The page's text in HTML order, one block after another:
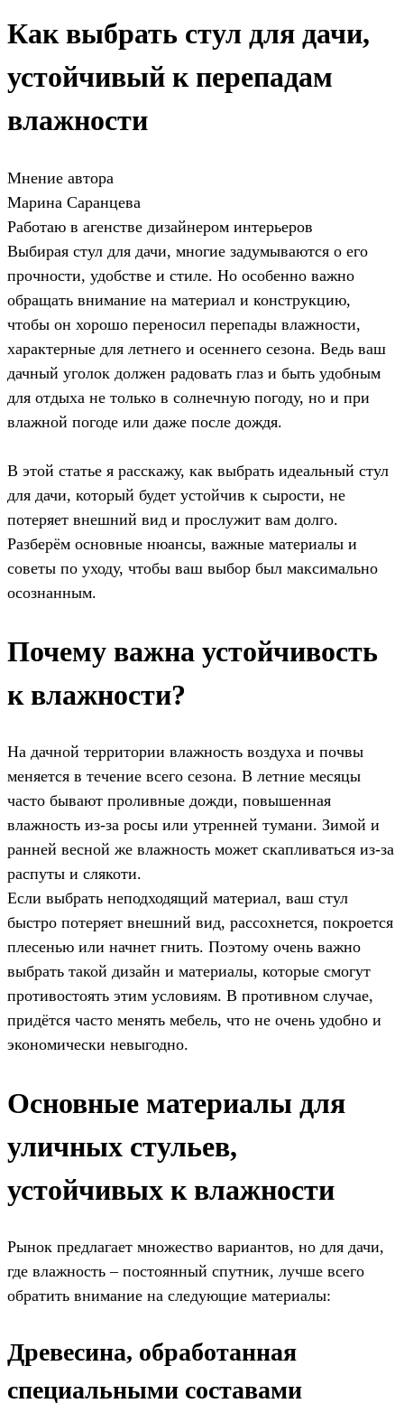
Как выбрать стул для дачи,
устойчивый к перепадам
влажности
Мнение автора
Марина Саранцева
Работаю в агенстве дизайнером интерьеров
Выбирая стул для дачи, многие задумываются о его
прочности, удобстве и стиле. Но особенно важно
обращать внимание на материал и конструкцию,
чтобы он хорошо переносил перепады влажности,
характерные для летнего и осеннего сезона. Ведь ваш
дачный уголок должен радовать глаз и быть удобным
для отдыха не только в солнечную погоду, но и при
влажной погоде или даже после дождя.
В этой статье я расскажу, как выбрать идеальный стул
для дачи, который будет устойчив к сырости, не
потеряет внешний вид и прослужит вам долго.
Разберём основные нюансы, важные материалы и
советы по уходу, чтобы ваш выбор был максимально
осознанным.
Почему важна устойчивость
к влажности?
На дачной территории влажность воздуха и почвы
меняется в течение всего сезона. В летние месяцы
часто бывают проливные дожди, повышенная
влажность из-за росы или утренней тумани. Зимой и
ранней весной же влажность может скапливаться из-за
распуты и слякоти.
Если выбрать неподходящий материал, ваш стул
быстро потеряет внешний вид, рассохнется, покроется
плесенью или начнет гнить. Поэтому очень важно
выбрать такой дизайн и материалы, которые смогут
противостоять этим условиям. В противном случае,
придётся часто менять мебель, что не очень удобно и
экономически невыгодно.
Основные материалы для
уличных стульев,
устойчивых к влажности
Рынок предлагает множество вариантов, но для дачи,
где влажность – постоянный спутник, лучше всего
обратить внимание на следующие материалы:
Древесина, обработанная
специальными составами